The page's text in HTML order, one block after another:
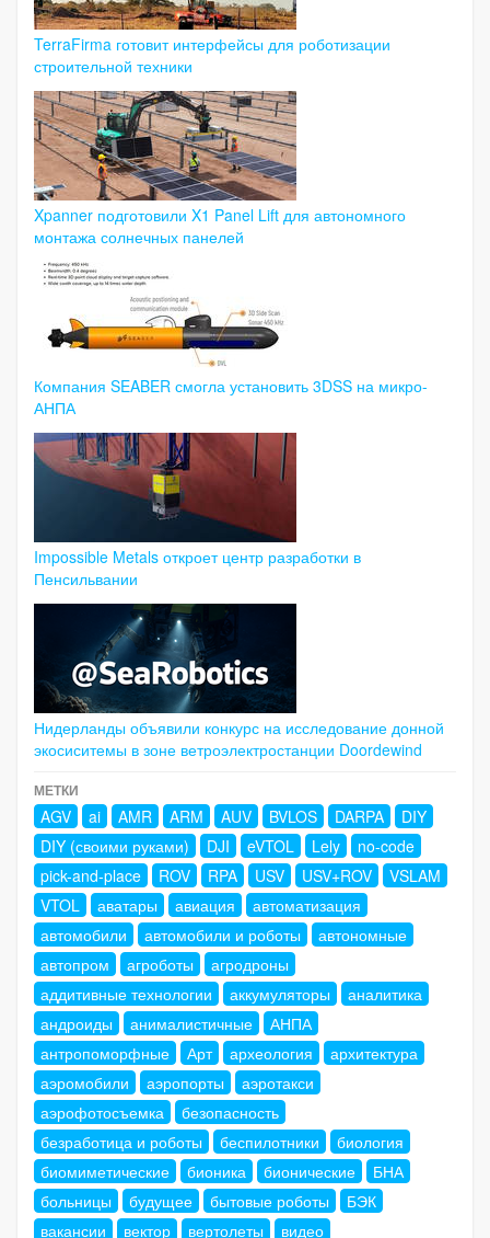
TerraFirma готовит интерфейсы для роботизации
строительной техники
Xpanner подготовили X1 Panel Lift для автономного
монтажа солнечных панелей
Компания SEABER смогла установить 3DSS на микро-
АНПА
Impossible Metals откроет центр разработки в
Пенсильвании
Нидерланды объявили конкурс на исследование донной
экосиситемы в зоне ветроэлектростанции Doordewind
МЕТКИ
AGV ai AMR ARM AUV BVLOS DARPA
DIY
DIY (своими руками)
DJI eVTOL Lely
no-code
pick-and-place
ROV RPA USV USV+ROV
VSLAM
VTOL
аватары авиация
автоматизация
автомобили
автомобили и роботы
автономные
автопром
агроботы
агродроны
аддитивные технологии
аккумуляторы
аналитика
андроиды
анималистичные
АНПА
антропоморфные
Арт археология
архитектура
аэромобили
аэропорты
аэротакси
аэрофотосъемка
безопасность
безработица и роботы
беспилотники
биология
биомиметические
бионика бионические
БНА
больницы
будущее бытовые роботы
БЭК
вакансии
вектор вертолеты
видео